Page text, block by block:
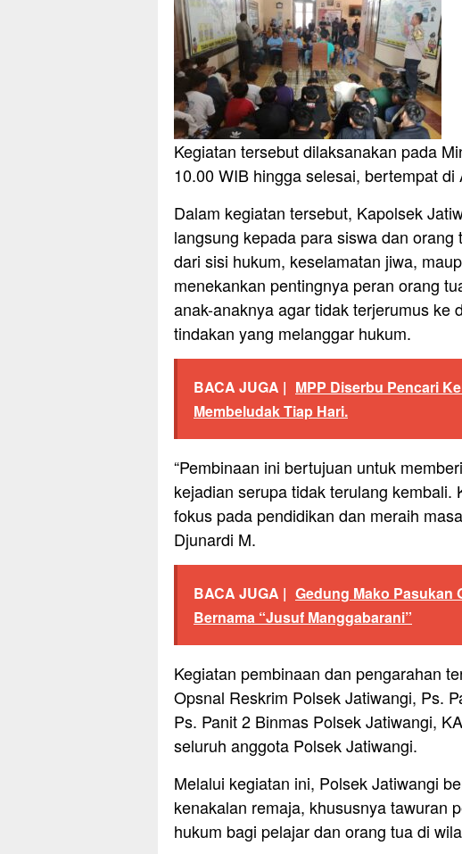
Kegiatan tersebut dilaksanakan pada
10.00 WIB hingga selesai, bertempat
Dalam kegiatan tersebut, Kapolsek
langsung kepada para siswa dan
dari sisi hukum, keselamatan jiwa,
menekankan pentingnya peran orang
anak-anaknya agar tidak terjerumus ke
tindakan yang melanggar hukum.
BACA JUGA | MPP Diserbu Pencari
Membeludak Tiap Hari.
“Pembinaan ini bertujuan untuk
kejadian serupa tidak terulang
fokus pada pendidikan dan meraih
Djunardi M.
BACA JUGA | Gedung Mako Pasukan
Bernama “Jusuf Manggabarani”
Kegiatan pembinaan dan pengarahan
Opsnal Reskrim Polsek Jatiwangi, Ps.
Ps. Panit 2 Binmas Polsek Jatiwangi,
seluruh anggota Polsek Jatiwangi.
Melalui kegiatan ini, Polsek Jatiwangi
kenakalan remaja, khususnya tawuran
hukum bagi pelajar dan orang tua di